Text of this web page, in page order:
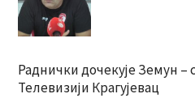
Раднички дочекује Земун
Телевизији Крагујевац